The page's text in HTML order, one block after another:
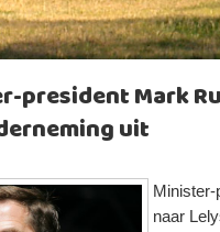
president Mark
uit
naar